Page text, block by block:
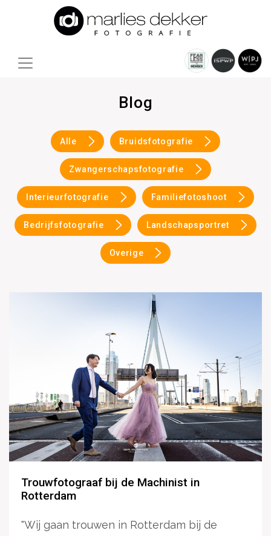
Blog
Alle Bruidsfotografie
Zwangerschapsfotografie
Interieurfotografie Familiefotoshoot
Bedrijfsfotografie Landschapsportret
Overige
Trouwfotograaf bij de Machinist in
Rotterdam
"Wij gaan trouwen in Rotterdam bij de